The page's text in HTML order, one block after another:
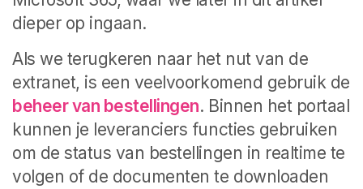
dieper op ingaan.
Als we terugkeren naar het nut van de
extranet, is een veelvoorkomend gebruik de
beheer van bestellingen. Binnen het portaal
kunnen je leveranciers functies gebruiken
om de status van bestellingen in realtime te
volgen of de documenten te downloaden